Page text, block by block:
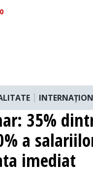
35%
a
imediat